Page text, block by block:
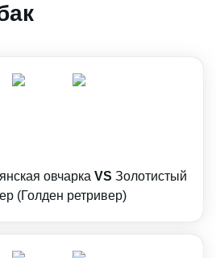
овчарка VS Золотистый
(Голден ретривер)